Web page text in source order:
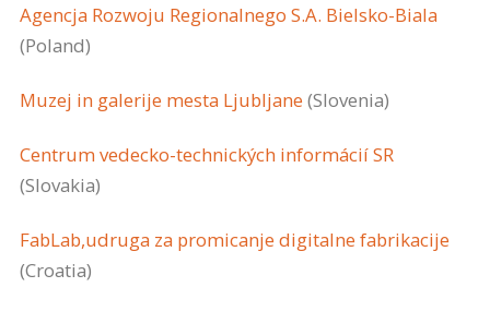
Agencja Rozwoju Regionalnego S.A. Bielsko-Biala
(Poland)
Muzej in galerije mesta Ljubljane (Slovenia)
Centrum vedecko-technických informácií SR
(Slovakia)
FabLab,udruga za promicanje digitalne fabrikacije
(Croatia)